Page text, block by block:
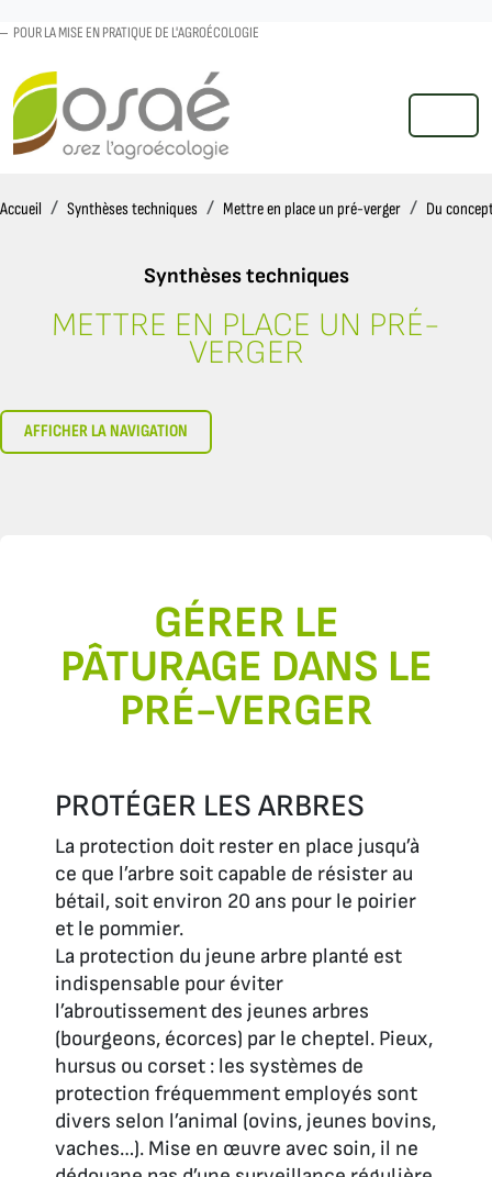
POUR LA MISE EN PRATIQUE DE L'AGROÉCOLOGIE
MENU
Accueil AccueilSynthèses techniques Mettre en place un pré-verger Du
Synthèses techniques
GÉRER LE PÂTURAGE DANS LE
METTRE EN PLACE UN PRÉ-
VERGER
AFFICHER LA NAVIGATION
GÉRER LE
PÂTURAGE DANS LE
PRÉ-VERGER
PROTÉGER LES ARBRES
La protection doit rester en place jusqu’à
ce que l’arbre soit capable de résister au
bétail, soit environ 20 ans pour le poirier
et le pommier.
La protection du jeune arbre planté est
indispensable pour éviter
l’abroutissement des jeunes arbres
(bourgeons, écorces) par le cheptel. Pieux,
hursus ou corset : les systèmes de
protection fréquemment employés sont
divers selon l’animal (ovins, jeunes bovins,
vaches…). Mise en œuvre avec soin, il ne